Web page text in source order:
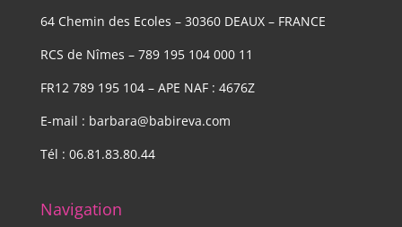
64 Chemin des Ecoles – 30360 DEAUX – FRANCE
RCS de Nîmes – 789 195 104 000 11
FR12 789 195 104 – APE NAF : 4676Z
E-mail : barbara@babireva.com
Tél : 06.81.83.80.44
Navigation